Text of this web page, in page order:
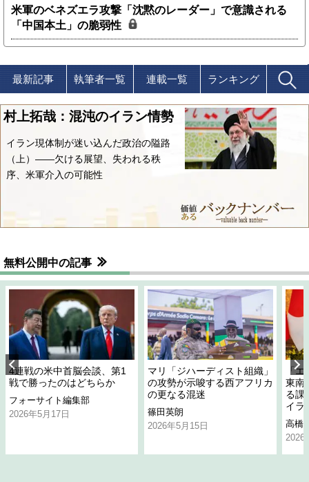
米軍のベネズエラ攻撃「沈黙のレーダー」で意識される
「中国本土」の脆弱性
最新記事 執筆者一覧 連載一覧 ランキング
村上拓哉：混沌のイラン情勢
イラン現体制が迷い込んだ政治の隘路
（上）――欠ける展望、失われる秩
序、米軍介入の可能性
無料公開中の記事
4連戦の米中首脳会談、第1
戦で勝ったのはどちらか
フォーサイト編集部
2026年5月17日
マリ「ジハーディスト組織」
の攻勢が示唆する西アフリカ
の更なる混迷
篠田英朗
2026年5月15日
「
東南
る課
イラ
高橋
2026